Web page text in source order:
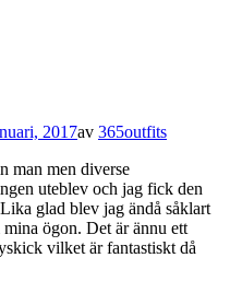
2017av 365outfits
man men diverse
uteblev och jag fick den
glad blev jag ändå såklart
ögon. Det är ännu ett
vilket är fantastiskt då